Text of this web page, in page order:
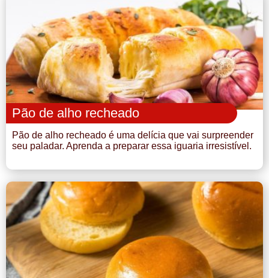
Pão de alho recheado
Pão de alho recheado é uma delícia que vai surpreender
seu paladar. Aprenda a preparar essa iguaria irresistível.